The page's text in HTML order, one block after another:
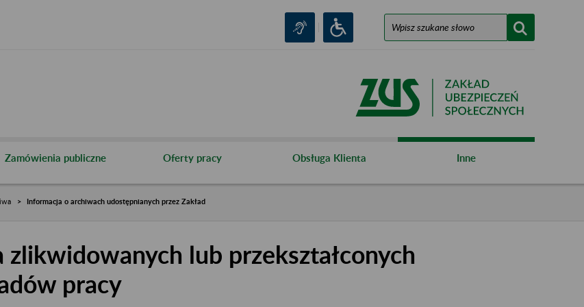
Zamówienia publiczne Oferty pracy Obsługa Klienta Inne
Informacja o archiwach udostępnianych przez Zakład
zlikwidowanych lub przekształconych
pracy